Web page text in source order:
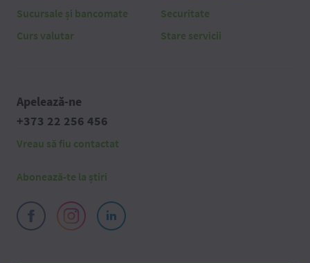
Sucursale și bancomate
Curs valutar
Securitate
Stare servicii
Apelează-ne
+373 22 256 456
Vreau să fiu contactat
Abonează-te la știri